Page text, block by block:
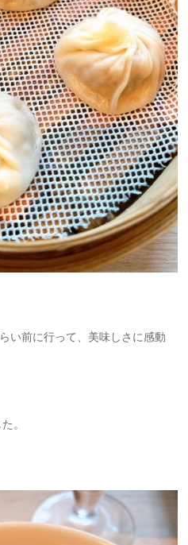
い前に行って、美味しさに感動
。